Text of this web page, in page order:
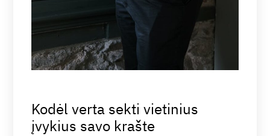
Kodėl verta sekti vietinius
įvykius savo krašte